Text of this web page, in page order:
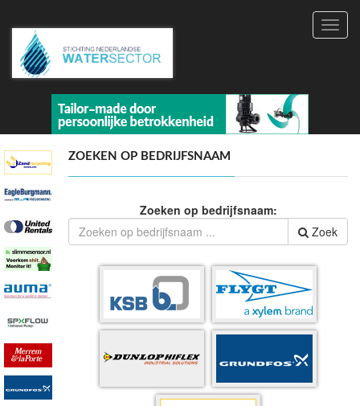
ZOEKEN OP BEDRIJFSNAAM
Zoeken op bedrijfsnaam:
Zoek